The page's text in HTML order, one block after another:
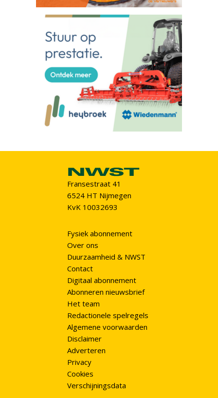
Fransestraat 41
6524 HT Nijmegen
KvK 10032693
Fysiek abonnement
Over ons
Duurzaamheid & NWST
Contact
Digitaal abonnement
Abonneren nieuwsbrief
Het team
Redactionele spelregels
Algemene voorwaarden
Disclaimer
Adverteren
Privacy
Cookies
Verschijningsdata